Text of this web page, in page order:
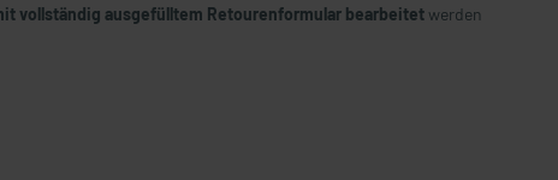
vollständig ausgefülltem Retourenformular bearbeitet werden